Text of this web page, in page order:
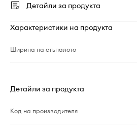
Детайли за продукта
Характеристики на продукта
Ширина на стъпалото
Детайли за продукта
Код на производителя